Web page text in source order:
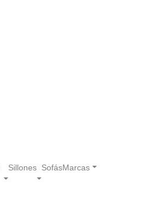
Sillones SofásMarcas